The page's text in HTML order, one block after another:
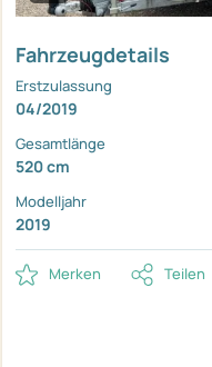
Fahrzeugdetails
Erstzulassung
04/2019
Gesamtlänge
520 cm
Modelljahr
2019
Merken Teilen